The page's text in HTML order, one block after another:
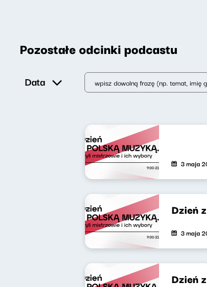
Pozostałe odcinki podcastu
Data
3 maja
Dzień
3 maja
Dzień